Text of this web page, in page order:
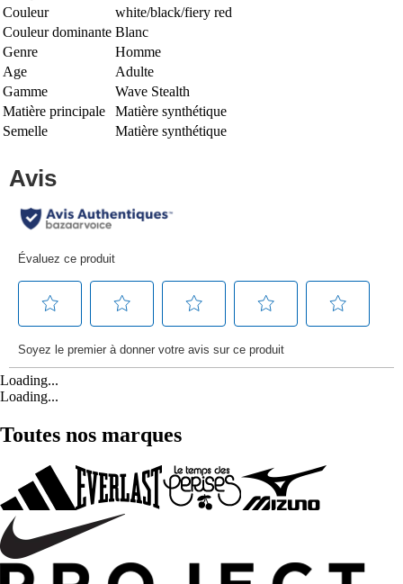
Couleur
white/black/fiery red
Couleur dominante Blanc
Genre
Homme
Age
Adulte
Gamme
Wave Stealth
Matière principale
Matière synthétique
Semelle
Matière synthétique
Loading...
Loading...
Toutes nos marques